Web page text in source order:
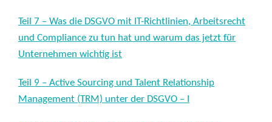
Teil 7 – Was die DSGVO mit IT-Richtlinien, Arbeitsrecht
und Compliance zu tun hat und warum das jetzt für
Unternehmen wichtig ist
Teil 9 – Active Sourcing und Talent Relationship
Management (TRM) unter der DSGVO – I